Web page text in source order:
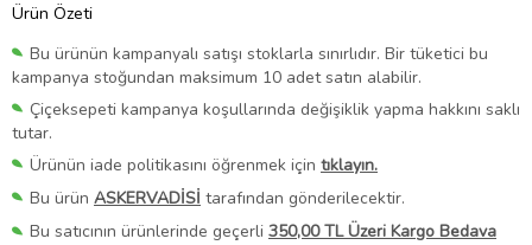
Ürün Özeti
Bu ürünün kampanyalı satışı stoklarla sınırlıdır. Bir tüketici bu
kampanya stoğundan maksimum 10 adet satın alabilir.
Çiçeksepeti kampanya koşullarında değişiklik yapma hakkını saklı
tutar.
Ürünün iade politikasını öğrenmek için tıklayın.
Bu ürün ASKERVADİSİ tarafından gönderilecektir.
Bu satıcının ürünlerinde geçerli 350,00 TL Üzeri Kargo Bedava